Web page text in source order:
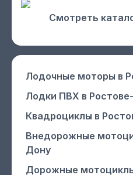
Смотреть
Лодочные моторы в
Лодки ПВХ в
Квадроциклы в
Внедорожные
Дону
Дорожные